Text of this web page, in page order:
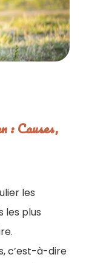
: Causes,
les
les plus
c’est-à-dire